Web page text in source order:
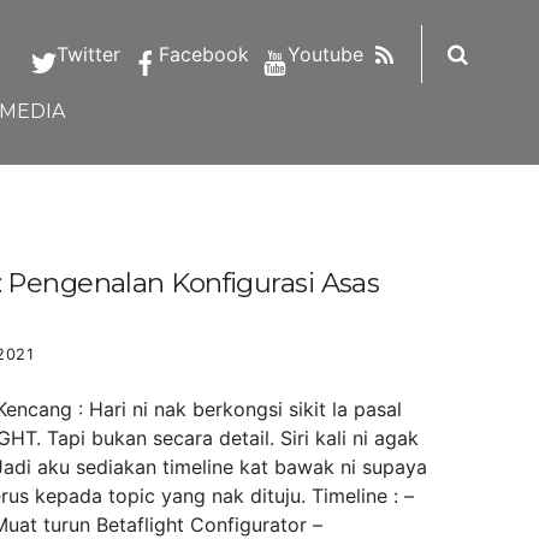
Twitter Facebook Youtube RSS
Konfigurasi Asas
: Hari ni nak berkongsi sikit la pasal
Tapi bukan secara detail. Siri kali ni agak
aku sediakan timeline kat bawak ni supaya
kepada topic yang nak dituju. Timeline : –
turun Betaflight Configurator –